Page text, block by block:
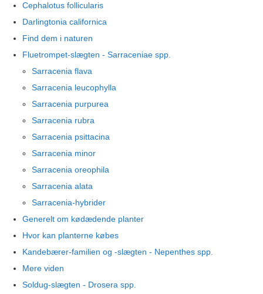
Cephalotus follicularis
Darlingtonia californica
Find dem i naturen
Fluetrompet-slægten - Sarraceniae spp.
Sarracenia flava
Sarracenia leucophylla
Sarracenia purpurea
Sarracenia rubra
Sarracenia psittacina
Sarracenia minor
Sarracenia oreophila
Sarracenia alata
Sarracenia-hybrider
Generelt om kødædende planter
Hvor kan planterne købes
Kandebærer-familien og -slægten - Nepenthes spp.
Mere viden
Soldug-slægten - Drosera spp.